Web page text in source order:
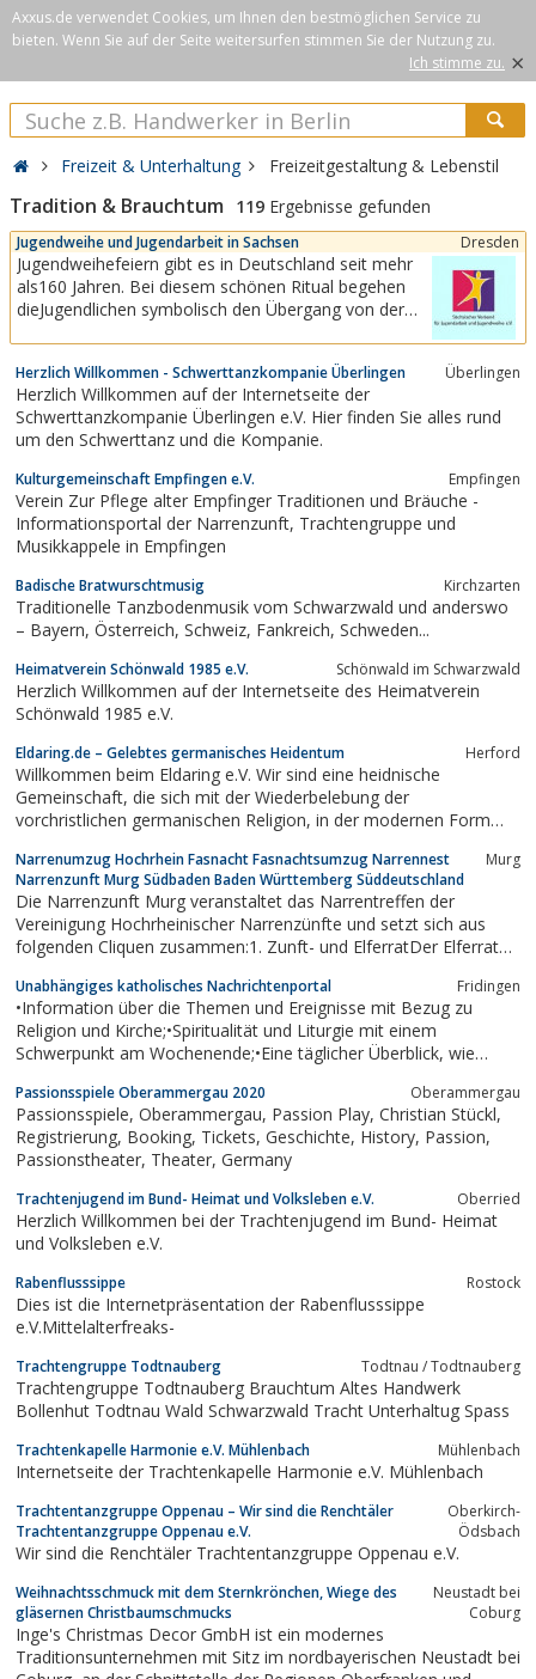
Axxus.de verwendet Cookies, um Ihnen den bestmöglichen Service zu
bieten. Wenn Sie auf der Seite weitersurfen stimmen Sie der Nutzung zu.
Ich stimme zu. ×
Freizeit & Unterhaltung Freizeitgestaltung & Lebenstil
Tradition & Brauchtum 119 Ergebnisse gefunden
Jugendweihe und Jugendarbeit in Sachsen Dresden
Jugendweihefeiern gibt es in Deutschland seit mehr
als160 Jahren. Bei diesem schönen Ritual begehen
dieJugendlichen symbolisch den Übergang von der
pflegen damit eine bald 170-jährige Tradition. Wir
sehen und verstehen uns als...
Herzlich Willkommen - Schwerttanzkompanie Überlingen Überlingen
Herzlich Willkommen auf der Internetseite der
Schwerttanzkompanie Überlingen e.V. Hier finden Sie alles rund
um den Schwerttanz und die Kompanie.
Kulturgemeinschaft Empfingen e.V. Empfingen
Verein Zur Pflege alter Empfinger Traditionen und Bräuche -
Informationsportal der Narrenzunft, Trachtengruppe und
Musikkappele in Empfingen
Badische Bratwurschtmusig Kirchzarten
Traditionelle Tanzbodenmusik vom Schwarzwald und anderswo
– Bayern, Österreich, Schweiz, Fankreich, Schweden...
Heimatverein Schönwald 1985 e.V. Schönwald im Schwarzwald
Herzlich Willkommen auf der Internetseite des Heimatverein
Schönwald 1985 e.V.
Eldaring.de – Gelebtes germanisches Heidentum Herford
Willkommen beim Eldaring e.V. Wir sind eine heidnische
Gemeinschaft, die sich mit der Wiederbelebung der
vorchristlichen germanischen Religion, in der modernen Form
Narrenumzug Hochrhein Fasnacht Fasnachtsumzug Narrennest
Narrenzunft Murg Südbaden Baden Württemberg Süddeutschland
Murg
Die Narrenzunft Murg veranstaltet das Narrentreffen der
Vereinigung Hochrheinischer Narrenzünfte und setzt sich aus
folgenden Cliquen zusammen:1. Zunft- und ElferratDer Elferrat
verantwortlich.Der Narrenruf der Narrenzunft Murg: Narri-
Narro.2. Helgeringer Maidli...
Unabhängiges katholisches Nachrichtenportal Fridingen
•Information über die Themen und Ereignisse mit Bezug zu
Religion und Kirche;•Spiritualität und Liturgie mit einem
Schwerpunkt am Wochenende;•Eine täglicher Überblick, wie
wahrgenommen wird;•Bistümern, Akademien,
Bildungseinrichtungen, Orden und Medien einen...
Passionsspiele Oberammergau 2020 Oberammergau
Passionsspiele, Oberammergau, Passion Play, Christian Stückl,
Registrierung, Booking, Tickets, Geschichte, History, Passion,
Passionstheater, Theater, Germany
Trachtenjugend im Bund- Heimat und Volksleben e.V. Oberried
Herzlich Willkommen bei der Trachtenjugend im Bund- Heimat
und Volksleben e.V.
Rabenflusssippe Rostock
Dies ist die Internetpräsentation der Rabenflusssippe
e.V.Mittelalterfreaks-
Trachtengruppe Todtnauberg Todtnau / Todtnauberg
Trachtengruppe Todtnauberg Brauchtum Altes Handwerk
Bollenhut Todtnau Wald Schwarzwald Tracht Unterhaltug Spass
Trachtenkapelle Harmonie e.V. Mühlenbach Mühlenbach
Internetseite der Trachtenkapelle Harmonie e.V. Mühlenbach
Trachtentanzgruppe Oppenau – Wir sind die Renchtäler
Trachtentanzgruppe Oppenau e.V.
Oberkirch-
Ödsbach
Wir sind die Renchtäler Trachtentanzgruppe Oppenau e.V.
Weihnachtsschmuck mit dem Sternkrönchen, Wiege des
gläsernen Christbaumschmucks
Neustadt bei
Coburg
Inge's Christmas Decor GmbH ist ein modernes
Traditionsunternehmen mit Sitz im nordbayerischen Neustadt bei